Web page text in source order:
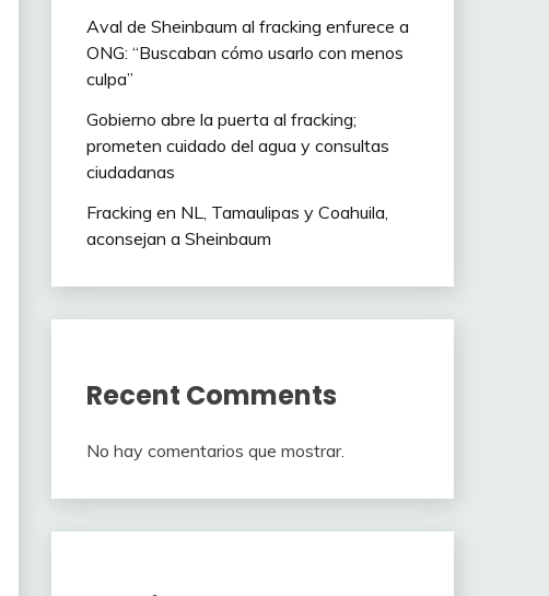
Aval de Sheinbaum al fracking enfurece a
ONG: “Buscaban cómo usarlo con menos
culpa”
Gobierno abre la puerta al fracking;
prometen cuidado del agua y consultas
ciudadanas
Fracking en NL, Tamaulipas y Coahuila,
aconsejan a Sheinbaum
Recent Comments
No hay comentarios que mostrar.